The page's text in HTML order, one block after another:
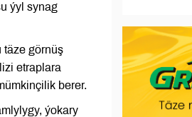
ýyl synag
täze görnüş
etraplara
berer.
ýokary